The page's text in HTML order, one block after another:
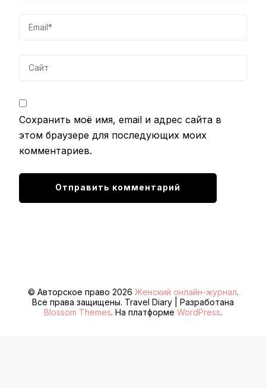
Сохранить моё имя, email и адрес сайта в
этом браузере для последующих моих
комментариев.
© Авторское право 2026 Женский онлайн-журнал.
Все права защищены. Travel Diary | Разработана
Blossom Themes. На платформе WordPress.